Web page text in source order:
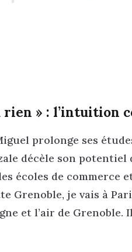
rien » : l’intuition
prolonge ses
décèle son
écoles de commerce
Grenoble, je vais à
et l’air de